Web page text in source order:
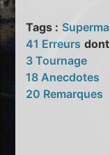
Tags :
41 Erreurs
3 Tournage
18 Anecdotes
20 Remarques